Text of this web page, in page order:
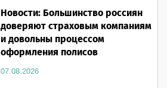
Новости: Большинство россиян
доверяют страховым компаниям
и довольны процессом
оформления полисов
07.08.2026